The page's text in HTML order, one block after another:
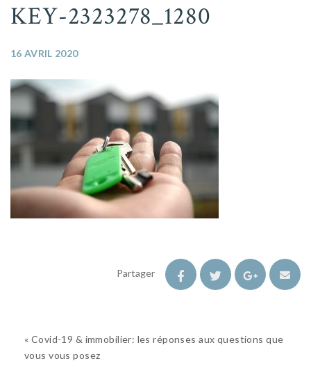
KEY-2323278_1280
16 AVRIL 2020
Partager
« Covid-19 & immobilier: les réponses aux questions que
vous vous posez